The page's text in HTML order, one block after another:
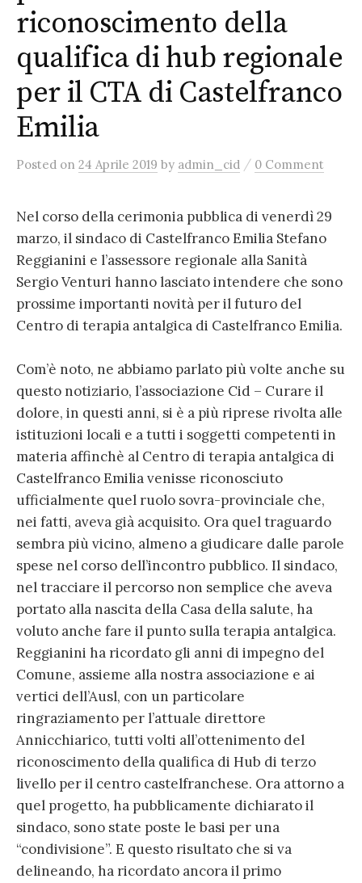
riconoscimento della
qualifica di hub regionale
per il CTA di Castelfranco
Emilia
Posted on 24 Aprile 2019 by admin_cid / 0 Comment
Nel corso della cerimonia pubblica di venerdì 29
marzo, il sindaco di Castelfranco Emilia Stefano
Reggianini e l’assessore regionale alla Sanità
Sergio Venturi hanno lasciato intendere che sono
prossime importanti novità per il futuro del
Centro di terapia antalgica di Castelfranco Emilia.
Com’è noto, ne abbiamo parlato più volte anche su
questo notiziario, l’associazione Cid – Curare il
dolore, in questi anni, si è a più riprese rivolta alle
istituzioni locali e a tutti i soggetti competenti in
materia affinchè al Centro di terapia antalgica di
Castelfranco Emilia venisse riconosciuto
ufficialmente quel ruolo sovra-provinciale che,
nei fatti, aveva già acquisito. Ora quel traguardo
sembra più vicino, almeno a giudicare dalle parole
spese nel corso dell’incontro pubblico. Il sindaco,
nel tracciare il percorso non semplice che aveva
portato alla nascita della Casa della salute, ha
voluto anche fare il punto sulla terapia antalgica.
Reggianini ha ricordato gli anni di impegno del
Comune, assieme alla nostra associazione e ai
vertici dell’Ausl, con un particolare
ringraziamento per l’attuale direttore
Annicchiarico, tutti volti all’ottenimento del
riconoscimento della qualifica di Hub di terzo
livello per il centro castelfranchese. Ora attorno a
quel progetto, ha pubblicamente dichiarato il
sindaco, sono state poste le basi per una
“condivisione”. E questo risultato che si va
delineando, ha ricordato ancora il primo